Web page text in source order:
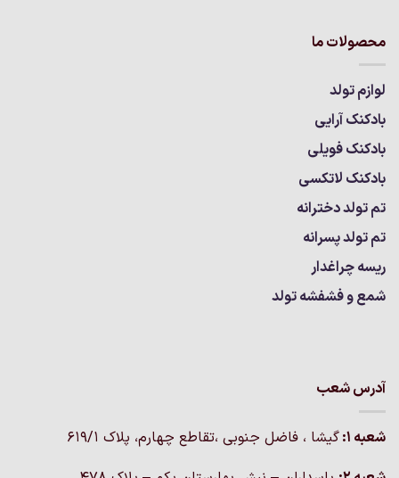
محصولات ما
لوازم تولد
بادکنک آرایی
بادکنک فویلی
بادکنک لاتکسی
تم تولد دخترانه
تم تولد پسرانه
ریسه چراغدار
شمع و فشفشه تولد
آدرس شعب
شعبه 1:
گيشا ، فاضل جنوبی ،تقاطع چهارم، پلاک 619/1